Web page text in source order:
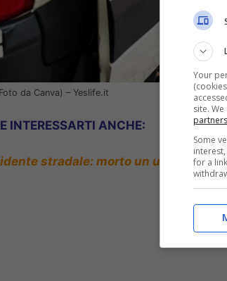
da Canva) – Yeslife.it
INTERESSARTI ANCHE:
stradale: morto un uomo di 49
Your
site.
Some
for a